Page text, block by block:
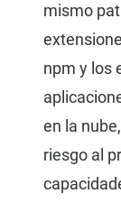
mismo
npm y los
en la
riesgo al